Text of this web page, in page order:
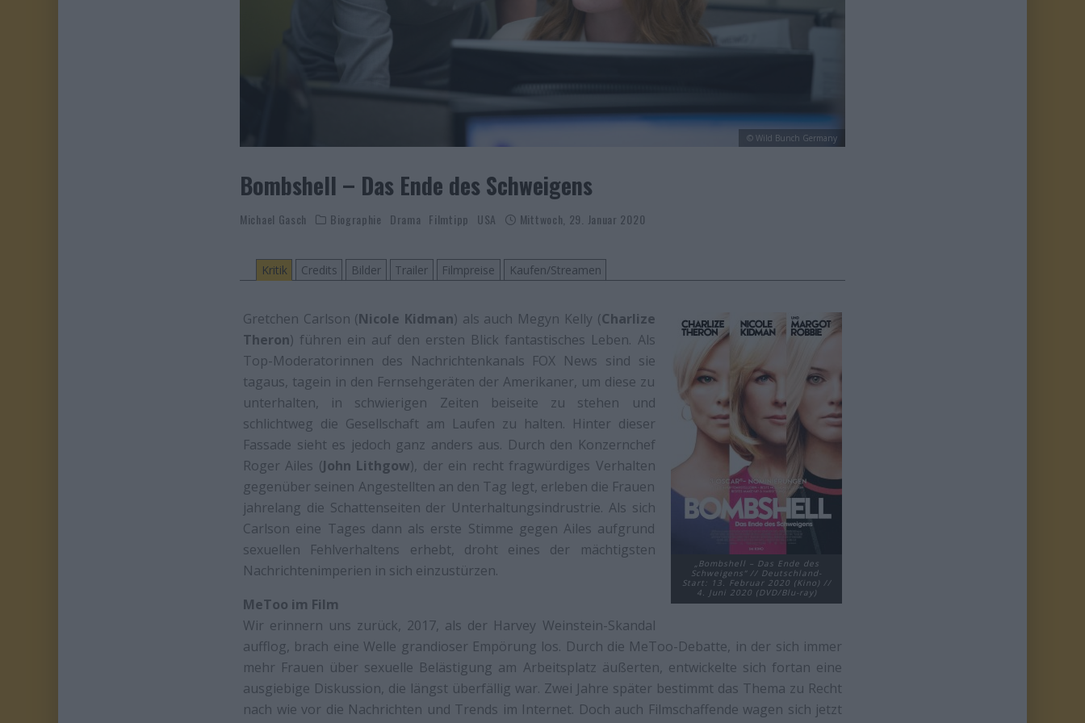
© Wild Bunch Germany
Bombshell – Das Ende des Schweigens
Michael Gasch Biographie Drama Filmtipp USA Mittwoch, 29. Januar 2020
Kritik Credits Bilder Trailer Filmpreise Kaufen/Streamen
„Bombshell – Das Ende des
Schweigens“ // Deutschland-
Start: 13. Februar 2020 (Kino) //
4. Juni 2020 (DVD/Blu-ray)
Gretchen Carlson (Nicole Kidman) als auch Megyn Kelly (Charlize
Theron) führen ein auf den ersten Blick fantastisches Leben. Als
Top-Moderatorinnen des Nachrichtenkanals FOX News sind sie
tagaus, tagein in den Fernsehgeräten der Amerikaner, um diese zu
unterhalten, in schwierigen Zeiten beiseite zu stehen und
schlichtweg die Gesellschaft am Laufen zu halten. Hinter dieser
Fassade sieht es jedoch ganz anders aus. Durch den Konzernchef
Roger Ailes (John Lithgow), der ein recht fragwürdiges Verhalten
gegenüber seinen Angestellten an den Tag legt, erleben die Frauen
jahrelang die Schattenseiten der Unterhaltungsindrustrie. Als sich
Carlson eine Tages dann als erste Stimme gegen Ailes aufgrund
sexuellen Fehlverhaltens erhebt, droht eines der mächtigsten
Nachrichtenimperien in sich einzustürzen.
MeToo im Film
Wir erinnern uns zurück, 2017, als der Harvey Weinstein-Skandal
aufflog, brach eine Welle grandioser Empörung los. Durch die MeToo-Debatte, in der sich immer
mehr Frauen über sexuelle Belästigung am Arbeitsplatz äußerten, entwickelte sich fortan eine
ausgiebige Diskussion, die längst überfällig war. Zwei Jahre später bestimmt das Thema zu Recht
nach wie vor die Nachrichten und Trends im Internet. Doch auch Filmschaffende wagen sich jetzt